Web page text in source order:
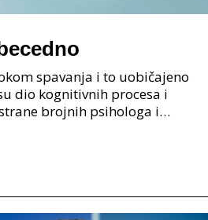
spavanja i to uobičajeno
dio kognitivnih procesa i
brojnih psihologa i